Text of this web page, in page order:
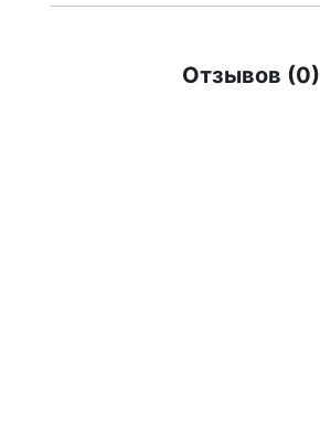
Отзывов (0)